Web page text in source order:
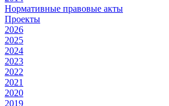
Нормативные правовые акты
Проекты
2026
2025
2024
2023
2022
2021
2020
2019